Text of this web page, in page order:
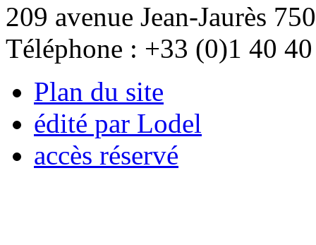
209 avenue Jean-Jaurès
Téléphone : +33 (0)1 40
Plan du site
édité par Lodel
accès réservé